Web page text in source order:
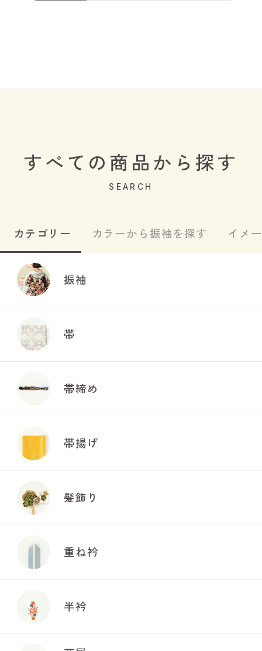
すべての商品から探す
SEARCH
カテゴリー カラーから振袖を探す イメ
振袖
帯
帯締め
帯揚げ
髪飾り
重ね衿
半衿